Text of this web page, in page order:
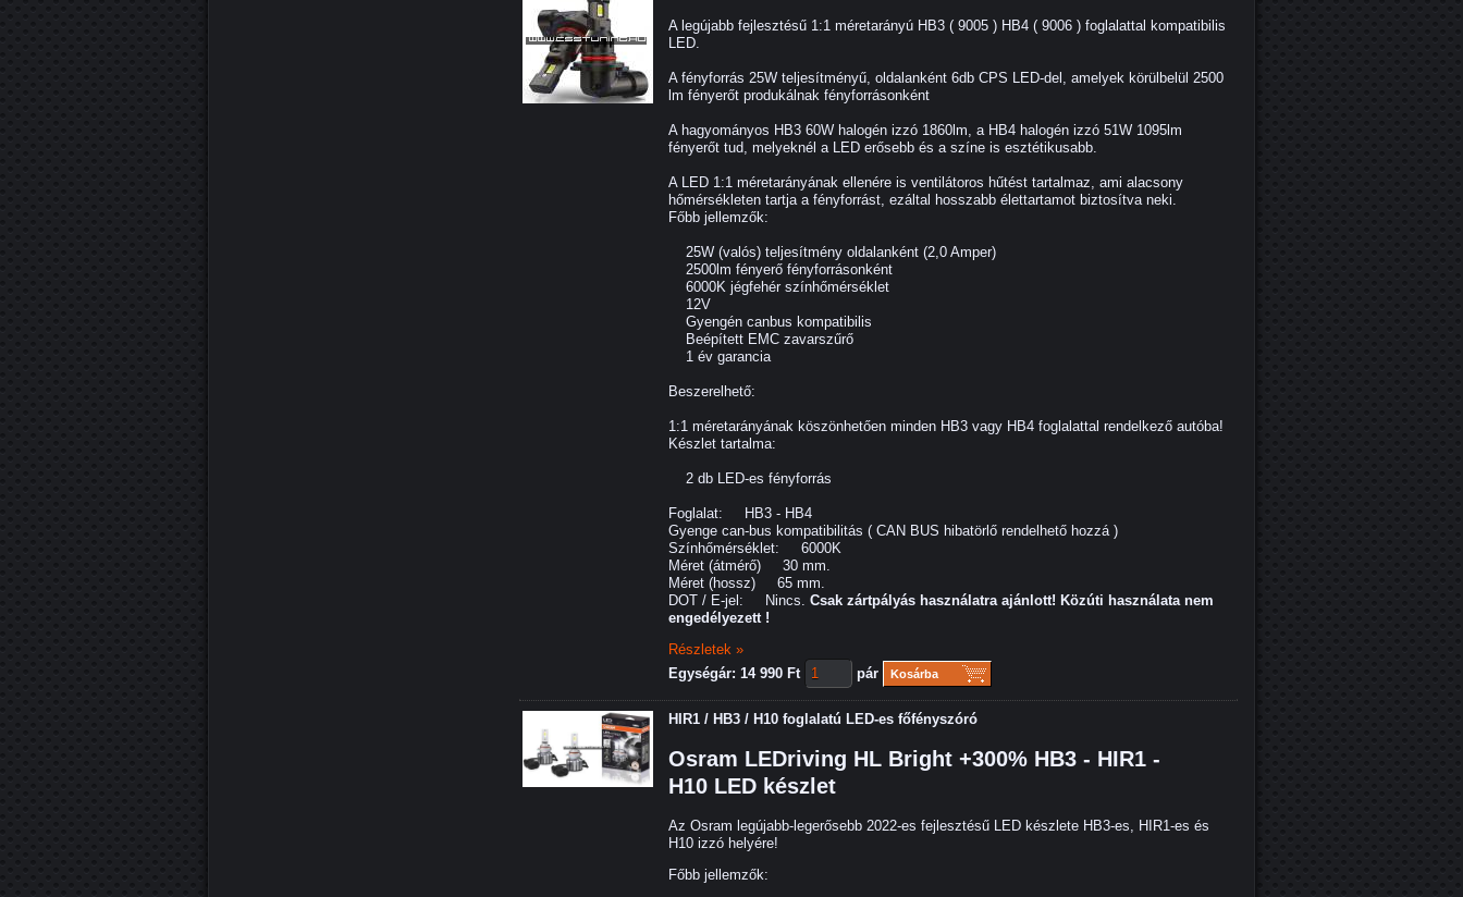
A legújabb fejlesztésű 1:1 méretarányú HB3 ( 9005 ) HB4 ( 9006 ) foglalattal kompatibilis
LED.
A fényforrás 25W teljesítményű, oldalanként 6db CPS LED-del, amelyek körülbelül 2500
lm fényerőt produkálnak fényforrásonként
A hagyományos HB3 60W halogén izzó 1860lm, a HB4 halogén izzó 51W 1095lm
fényerőt tud, melyeknél a LED erősebb és a színe is esztétikusabb.
A LED 1:1 méretarányának ellenére is ventilátoros hűtést tartalmaz, ami alacsony
hőmérsékleten tartja a fényforrást, ezáltal hosszabb élettartamot biztosítva neki.
Főbb jellemzők:
25W (valós) teljesítmény oldalanként (2,0 Amper)
2500lm fényerő fényforrásonként
6000K jégfehér színhőmérséklet
12V
Gyengén canbus kompatibilis
Beépített EMC zavarszűrő
1 év garancia
Beszerelhető:
1:1 méretarányának köszönhetően minden HB3 vagy HB4 foglalattal rendelkező autóba!
Készlet tartalma:
2 db LED-es fényforrás
Foglalat: HB3 - HB4
Gyenge can-bus kompatibilitás ( CAN BUS hibatörlő rendelhető hozzá )
Színhőmérséklet: 6000K
Méret (átmérő) 30 mm.
Méret (hossz) 65 mm.
DOT / E-jel: Nincs. Csak zártpályás használatra ajánlott! Közúti használata nem
engedélyezett !
Részletek »
Egységár: 14 990 Ft
pár Kosárba
HIR1 / HB3 / H10 foglalatú LED-es főfényszóró
Osram LEDriving HL Bright +300% HB3 - HIR1 -
H10 LED készlet
Az Osram legújabb-legerősebb 2022-es fejlesztésű LED készlete HB3-es, HIR1-es és
H10 izzó helyére!
Főbb jellemzők: